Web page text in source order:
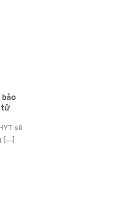
tử
sẽ
[...]